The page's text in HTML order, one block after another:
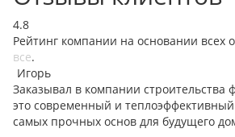
4.8
Рейтинг компании на основании всех
все.
Игорь
Заказывал в компании
это современный и
самых прочных основ для будущего